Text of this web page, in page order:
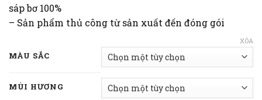
sáp bơ 100%
– Sản phẩm thủ công từ sản xuất đến đóng gói
MÀU SẮC
MÙI HƯƠNG
XÓA